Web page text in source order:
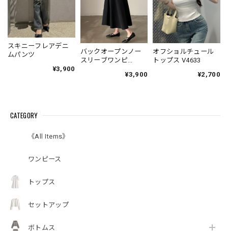
スキニーフレアデニ
ムパンツ
¥3,900
バックオープンノー
スリーブワンピ
¥3,900
オフショルチュール
トップス V4633
¥2,700
CATEGORY
《All Items》
ワンピース
トップス
セットアップ
ボトムス